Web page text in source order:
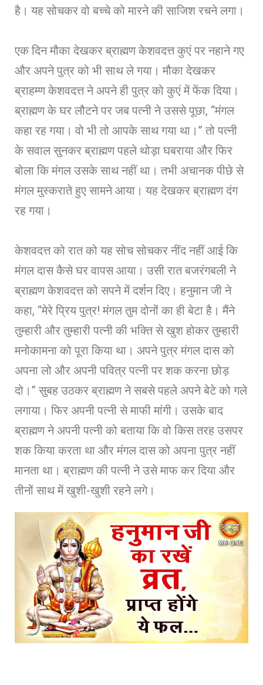
है। यह सोचकर वो बच्चे को मारने की साजिश रचने लगा।
एक दिन मौका देखकर ब्राह्मण केशवदत्त कुएं पर नहाने गए
और अपने पुत्र को भी साथ ले गया। मौका देखकर
ब्राहम्ण केशवदत्त ने अपने ही पुत्र को कुएं में फेंक दिया।
ब्राह्मण के घर लौटने पर जब पत्नी ने उससे पूछा, “मंगल
कहा रह गया। वो भी तो आपके साथ गया था।” तो पत्नी
के सवाल सुनकर ब्राह्मण पहले थोड़ा घबराया और फिर
बोला कि मंगल उसके साथ नहीं था। तभी अचानक पीछे से
मंगल मुस्कराते हुए सामने आया। यह देखकर ब्राह्मण दंग
रह गया।
केशवदत्त को रात को यह सोच सोचकर नींद नहीं आई कि
मंगल दास कैसे घर वापस आया। उसी रात बजरंगबली ने
ब्राह्मण केशवदत्त को सपने में दर्शन दिए। हनुमान जी ने
कहा, “मेरे प्रिय पुत्र! मंगल तुम दोनों का ही बेटा है। मैंने
तुम्हारी और तुम्हारी पत्नी की भक्ति से खुश होकर तुम्हारी
मनोकामना को पूरा किया था। अपने पुत्र मंगल दास को
अपना लो और अपनी पवित्र पत्नी पर शक करना छोड़
दो।” सुबह उठकर ब्राह्मण ने सबसे पहले अपने बेटे को गले
लगाया। फिर अपनी पत्नी से माफी मांगी। उसके बाद
ब्राह्मण ने अपनी पत्नी को बताया कि वो किस तरह उसपर
शक किया करता था और मंगल दास को अपना पुत्र नहीं
मानता था। ब्राह्मण की पत्नी ने उसे माफ कर दिया और
तीनों साथ में खुशी-खुशी रहने लगे।